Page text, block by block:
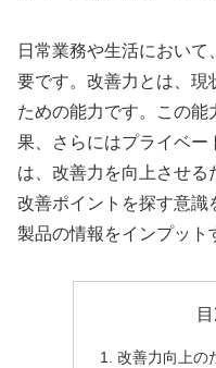
日常業務や生活におい
要です。改善力とは、現
ための能力です。この
果、さらにはプライベー
は、改善力を向上させる
改善ポイントを探す意識
製品の情報をインプット
改善力向上の